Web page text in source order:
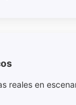
reales en